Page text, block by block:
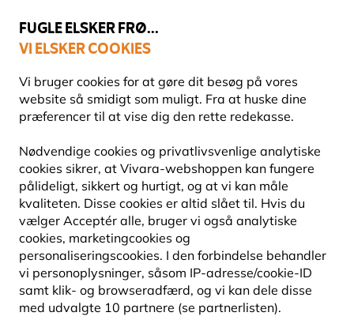
FUGLE ELSKER FRØ...
VI ELSKER COOKIES
Vi bruger cookies for at gøre dit besøg på vores
website så smidigt som muligt. Fra at huske dine
præferencer til at vise dig den rette redekasse.
Nødvendige cookies og privatlivsvenlige analytiske
cookies sikrer, at Vivara-webshoppen kan fungere
pålideligt, sikkert og hurtigt, og at vi kan måle
kvaliteten. Disse cookies er altid slået til. Hvis du
vælger Acceptér alle, bruger vi også analytiske
cookies, marketingcookies og
personaliseringscookies. I den forbindelse behandler
vi personoplysninger, såsom IP-adresse/cookie-ID
samt klik- og browseradfærd, og vi kan dele disse
med udvalgte 10 partnere (se partnerlisten).
Topbedømt i 11 lande
Fri fragt over 499 kr.